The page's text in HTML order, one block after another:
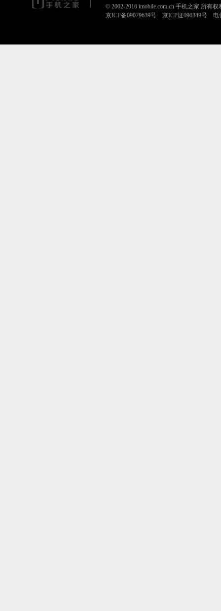
© 2002-2016 imobile.com.cn 手机之家 所有权
京ICP备09079639号 京ICP证090349号 电